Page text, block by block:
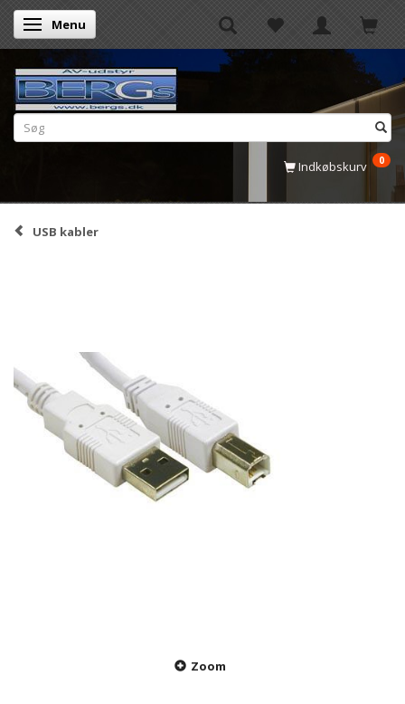
Skifte navigation
Menu
Indkøbskurv 0
USB kabler
Zoom